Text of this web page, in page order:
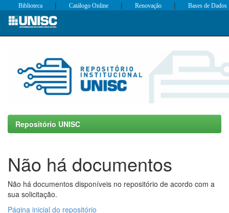
Skip
Biblioteca | Catálogo Online | Renovação | Bases de Dados
Repositório UNISC
Não há documentos
Não há documentos disponíveis no repositório de acordo com a
sua solicitação.
Página inicial do repositório